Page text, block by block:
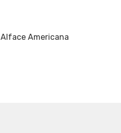
Alface Americana